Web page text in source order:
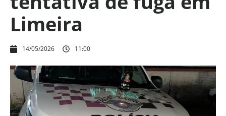
Limeira
14/05/2026 11:00